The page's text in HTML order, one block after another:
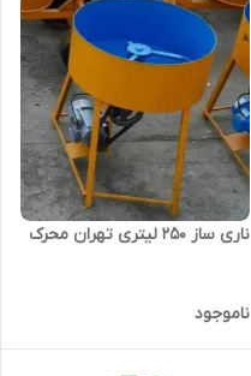
ناری ساز 250 لیتری تهران محرک
ناموجود